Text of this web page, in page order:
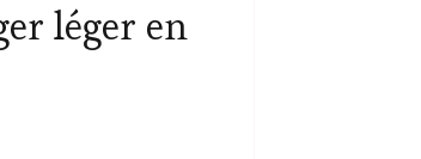
léger en